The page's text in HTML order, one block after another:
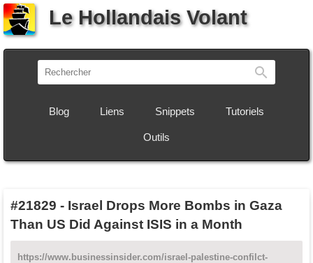
Le Hollandais Volant
Blog Liens Snippets Tutoriels
Outils
#21829 - Israel Drops More Bombs in Gaza
Than US Did Against ISIS in a Month
https://www.businessinsider.com/israel-palestine-confilct-